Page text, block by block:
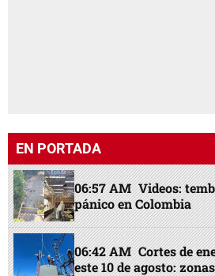
EN PORTADA
06:57 AM Videos:
pánico en Colombia
06:42 AM Cortes de
este 10 de agosto: